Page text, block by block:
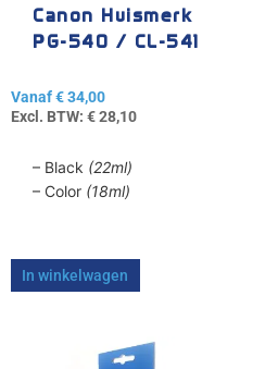
Canon Huismerk
PG-540 / CL-541
Vanaf€34,00
Excl. BTW: €28,10
– Black (22ml)
– Color (18ml)
In winkelwagen
gekozen
worden
productpagina